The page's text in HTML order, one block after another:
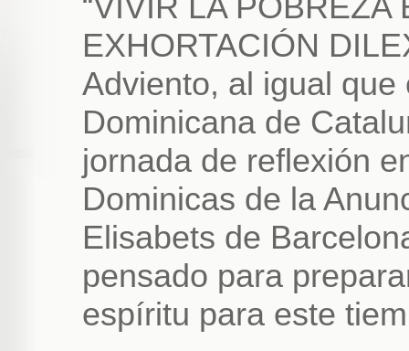
EXHORTACIÓN
Adviento, al igual
Dominicana de
jornada de reflexión
Dominicas de la
Elisabets de
pensado para
espíritu para este